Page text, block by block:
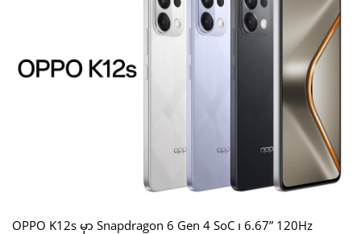
OPPO K12s မှာ Snapdragon 6 Gen 4 SoC ၊ 6.67” 120Hz